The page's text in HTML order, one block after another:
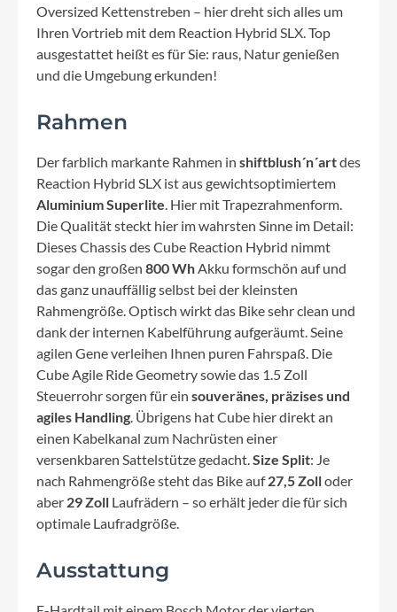
Oversized Kettenstreben – hier dreht sich alles um
Ihren Vortrieb mit dem Reaction Hybrid SLX. Top
ausgestattet heißt es für Sie: raus, Natur genießen
und die Umgebung erkunden!
Rahmen
Der farblich markante Rahmen in shiftblush´n´artdes
Reaction Hybrid SLX ist aus gewichtsoptimiertem
Aluminium Superlite. Hier mit Trapezrahmenform.
Die Qualität steckt hier im wahrsten Sinne im Detail:
Dieses Chassis des Cube Reaction Hybrid nimmt
sogar den großen 800 WhAkku formschön auf und
das ganz unauffällig selbst bei der kleinsten
Rahmengröße. Optisch wirkt das Bike sehr clean und
dank der internen Kabelführung aufgeräumt. Seine
agilen Gene verleihen Ihnen puren Fahrspaß. Die
Cube Agile Ride Geometry sowie das 1.5 Zoll
Steuerrohr sorgen für ein souveränes, präzises und
agiles Handling. Übrigens hat Cube hier direkt an
einen Kabelkanal zum Nachrüsten einer
versenkbaren Sattelstütze gedacht.Size Split: Je
nach Rahmengröße steht das Bike auf27,5 Zolloder
aber 29 Zoll Laufrädern – so erhält jeder die für sich
optimale Laufradgröße.
Ausstattung